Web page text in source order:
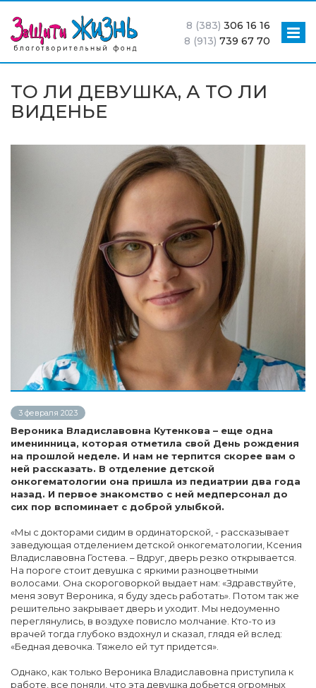
8 (383) 306 16 16
8 (913) 739 67 70
ТО ЛИ ДЕВУШКА, А ТО ЛИ
ВИДЕНЬЕ
3 февраля 2023
Вероника Владиславовна Кутенкова – еще одна
именинница, которая отметила свой День рождения
на прошлой неделе. И нам не терпится скорее вам о
ней рассказать. В отделение детской
онкогематологии она пришла из педиатрии два года
назад. И первое знакомство с ней медперсонал до
сих пор вспоминает с доброй улыбкой.
«Мы с докторами сидим в ординаторской, - рассказывает
заведующая отделением детской онкогематологии, Ксения
Владиславовна Гостева. – Вдруг, дверь резко открывается.
На пороге стоит девушка с яркими разноцветными
волосами. Она скороговоркой выдает нам: «Здравствуйте,
меня зовут Вероника, я буду здесь работать». Потом так же
решительно закрывает дверь и уходит. Мы недоуменно
переглянулись, в воздухе повисло молчание. Кто-то из
врачей тогда глубоко вздохнул и сказал, глядя ей вслед:
«Бедная девочка. Тяжело ей тут придется».
Однако, как только Вероника Владиславовна приступила к
работе, все поняли, что эта девушка добьется огромных